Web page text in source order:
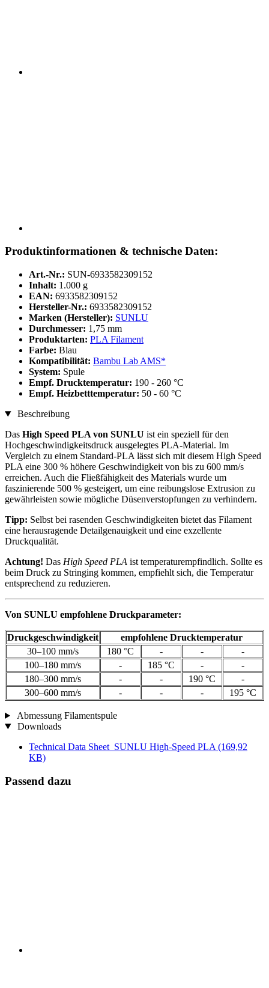
Produktinformationen & technische Daten:
Art.-Nr.: SUN-6933582309152
Inhalt: 1.000 g
EAN: 6933582309152
Hersteller-Nr.: 6933582309152
Marken (Hersteller): SUNLU
Durchmesser: 1,75 mm
Produktarten: PLA Filament
Farbe: Blau
Kompatibilität: Bambu Lab AMS*
System: Spule
Empf. Drucktemperatur: 190 - 260 °C
Empf. Heizbetttemperatur: 50 - 60 °C
Beschreibung
Das High Speed PLA von SUNLU ist ein speziell für den
Hochgeschwindigkeitsdruck ausgelegtes PLA-Material. Im
Vergleich zu einem Standard-PLA lässt sich mit diesem High Speed
PLA eine 300 % höhere Geschwindigkeit von bis zu 600 mm/s
erreichen. Auch die Fließfähigkeit des Materials wurde um
faszinierende 500 % gesteigert, um eine reibungslose Extrusion zu
gewährleisten sowie mögliche Düsenverstopfungen zu verhindern.
Tipp: Selbst bei rasenden Geschwindigkeiten bietet das Filament
eine herausragende Detailgenauigkeit und eine exzellente
Druckqualität.
Achtung! Das High Speed PLA ist temperaturempfindlich. Sollte es
beim Druck zu Stringing kommen, empfiehlt sich, die Temperatur
entsprechend zu reduzieren.
Von SUNLU empfohlene Druckparameter:
Druckgeschwindigkeit
empfohlene Drucktemperatur
30–100 mm/s
180 °C - -
-
100–180 mm/s
- 185 °C -
-
180–300 mm/s
- - 190 °C
-
300–600 mm/s
- - - 195 °C
Abmessung Filamentspule
Downloads
Technical Data Sheet_SUNLU High-Speed PLA (169,92
KB)
Passend dazu